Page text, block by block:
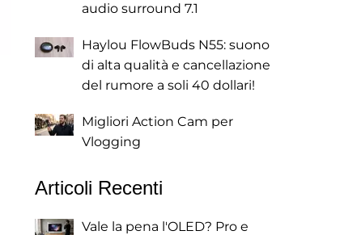
audio surround 7.1
Haylou FlowBuds N55: suono
di alta qualità e cancellazione
del rumore a soli 40 dollari!
Migliori Action Cam per
Vlogging
Articoli Recenti
Vale la pena l'OLED? Pro e